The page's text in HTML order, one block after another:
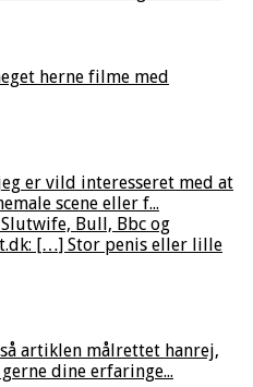
herne filme med
er vild interesseret med at
scene eller f...
Bull, Bbc og
[…] Stor penis eller lille
artiklen målrettet hanrej,
dine erfaringe...